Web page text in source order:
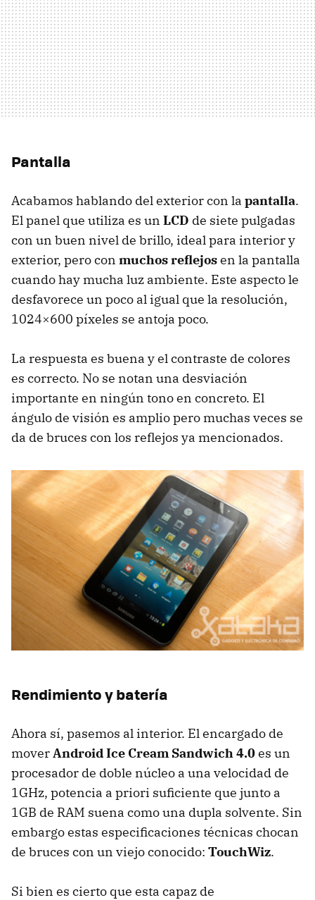
Pantalla
Acabamos hablando del exterior con la pantalla.
El panel que utiliza es un LCD de siete pulgadas
con un buen nivel de brillo, ideal para interior y
exterior, pero con muchos reflejosen la pantalla
cuando hay mucha luz ambiente. Este aspecto le
desfavorece un poco al igual que la resolución,
1024×600 píxeles se antoja poco.
La respuesta es buena y el contraste de colores
es correcto. No se notan una desviación
importante en ningún tono en concreto. El
ángulo de visión es amplio pero muchas veces se
da de bruces con los reflejos ya mencionados.
Rendimiento y batería
Ahora sí, pasemos al interior. El encargado de
moverAndroid Ice Cream Sandwich 4.0es un
procesador de doble núcleo a una velocidad de
1GHz, potencia a priori suficiente que junto a
1GB de RAM suena como una dupla solvente. Sin
embargo estas especificaciones técnicas chocan
de bruces con un viejo conocido: TouchWiz.
Si bien es cierto que esta capaz de